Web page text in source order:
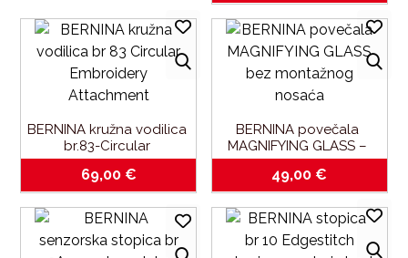
BERNINA kružna vodilica
br.83-Circular
Embroidery Attachment
69,00 €
BERNINA povečala
MAGNIFYING GLASS –
bez montažnog nosaća
49,00 €